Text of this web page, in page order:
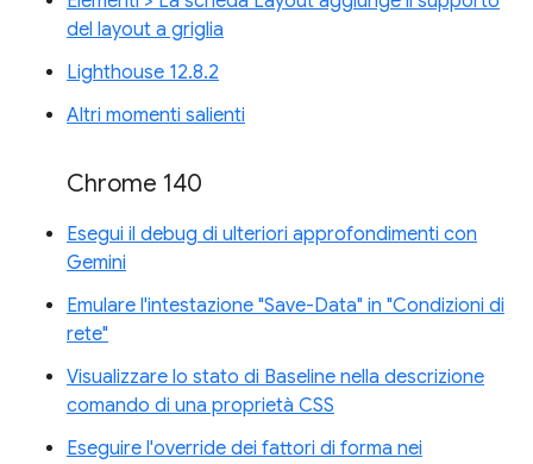
del layout a griglia
Lighthouse 12.8.2
Altri momenti salienti
Chrome 140
Esegui il debug di ulteriori approfondimenti con
Gemini
Emulare l'intestazione "Save-Data" in "Condizioni di
rete"
Visualizzare lo stato di Baseline nella descrizione
comando di una proprietà CSS
Eseguire l'override dei fattori di forma nei